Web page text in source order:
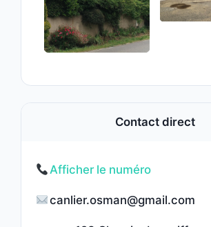
Lundi
Professionnel vérifié